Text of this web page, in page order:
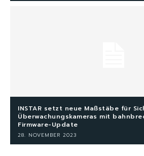
INSTAR setzt neue Maßstäbe für
Überwachungskameras mit
Firmware-Update
28. NOVEMBER 2023